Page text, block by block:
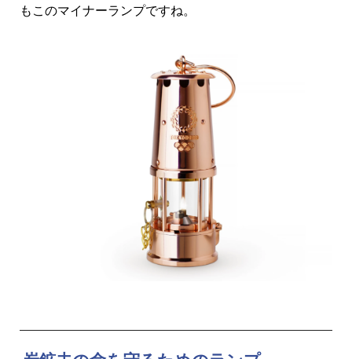
もこのマイナーランプですね。